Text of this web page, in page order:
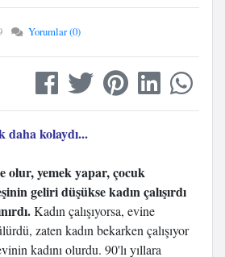
Yorumlar (0)
daha kolaydı...
olur, yemek yapar, çocuk
geliri düşükse kadın çalışırdı
Kadın çalışıyorsa, evine
zaten kadın bekarken çalışıyor
kadını olurdu. 90'lı yıllara